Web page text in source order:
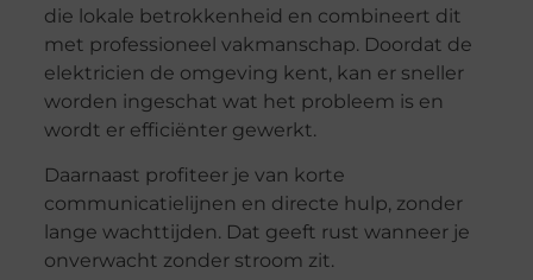
die lokale betrokkenheid en combineert dit
met professioneel vakmanschap. Doordat de
elektricien de omgeving kent, kan er sneller
worden ingeschat wat het probleem is en
wordt er efficiënter gewerkt.
Daarnaast profiteer je van korte
communicatielijnen en directe hulp, zonder
lange wachttijden. Dat geeft rust wanneer je
onverwacht zonder stroom zit.